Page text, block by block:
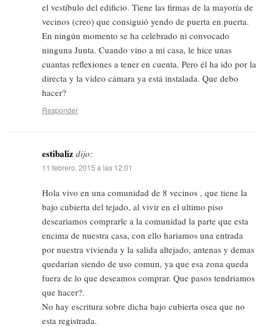
el vestíbulo del edificio. Tiene las firmas de la mayoría de
vecinos (creo) que consiguió yendo de puerta en puerta.
En ningún momento se ha celebrado ni convocado
ninguna Junta. Cuando vino a mi casa, le hice unas
cuantas reflexiones a tener en cuenta. Pero él ha ido por la
directa y la video cámara ya está instalada. Que debo
hacer?
Responder
estibaliz dijo:
11 febrero, 2015 a las 12:01
Hola vivo en una comunidad de 8 vecinos , que tiene la
bajo cubierta del tejado, al vivir en el ultimo piso
deseariamos comprarle a la comunidad la parte que esta
encima de nuestra casa, con ello hariamos una entrada
por nuestra vivienda y la salida altejado, antenas y demas
quedarian siendo de uso comun, ya que esa zona queda
fuera de lo que deseamos comprar. Que pasos tendriamos
que hacer?.
No hay escritura sobre dicha bajo cubierta osea que no
esta registrada.